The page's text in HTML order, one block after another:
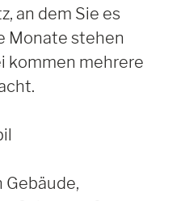
an dem Sie es
Monate stehen
kommen mehrere
Gebäude,